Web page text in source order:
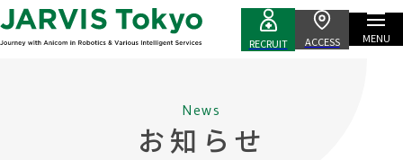
RECRUIT ACCESS MENU
News
お知らせ